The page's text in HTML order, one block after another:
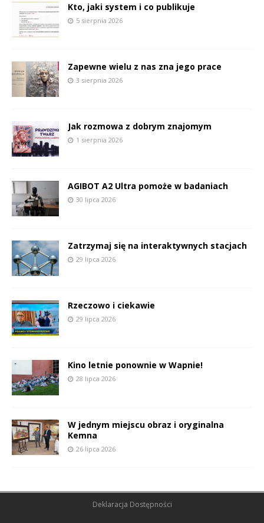
Kto, jaki system i co publikuje
5 sierpnia 2026
Zapewne wielu z nas zna jego prace
3 sierpnia 2026
Jak rozmowa z dobrym znajomym
1 sierpnia 2026
AGIBOT A2 Ultra pomoże w badaniach
30 lipca 2026
Zatrzymaj się na interaktywnych stacjach
29 lipca 2026
Rzeczowo i ciekawie
29 lipca 2026
Kino letnie ponownie w Wapnie!
28 lipca 2026
W jednym miejscu obraz i oryginalna
Kemna
26 lipca 2026
Deklaracja Dostępności